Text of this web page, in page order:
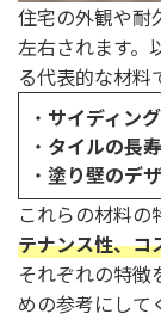
住宅の外観や耐
左右されます。
る代表的な材料
・ サイディン
・ タイルの長
・ 塗り壁のデ
これらの材料の
テナンス性、コ
それぞれの特徴
めの参考にして